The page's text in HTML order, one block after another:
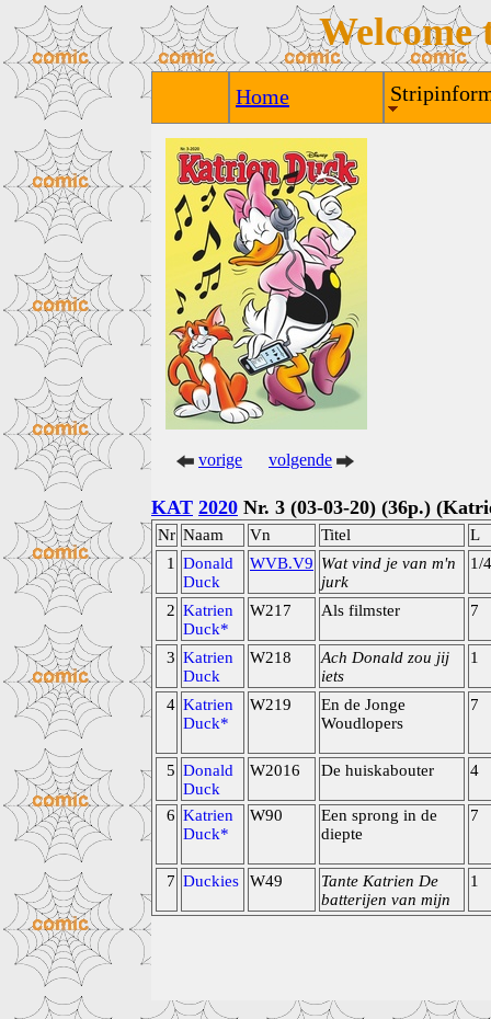
Welcome
Home
vorige volgende
KAT 2020 Nr. 3 (03-03-20) (36p.)
Nr Naam Vn Titel
L
1
Donald
Duck
WVB.V9 Wat vind je van m'n
jurk
1/4
2 Katrien
Duck*
W217 Als filmster 7
3 Katrien
Duck
W218
Ach Donald zou jij
iets
1
4 Katrien
Duck*
W219
En de Jonge
Woudlopers
7
5 Donald
Duck
W2016 De huiskabouter 4
6 Katrien
Duck*
W90
Een sprong in de
diepte
7
7 Duckies W49
Tante Katrien De
batterijen van mijn
1